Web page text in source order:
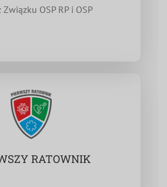
Związku OSP RP i OSP
RATOWNIK